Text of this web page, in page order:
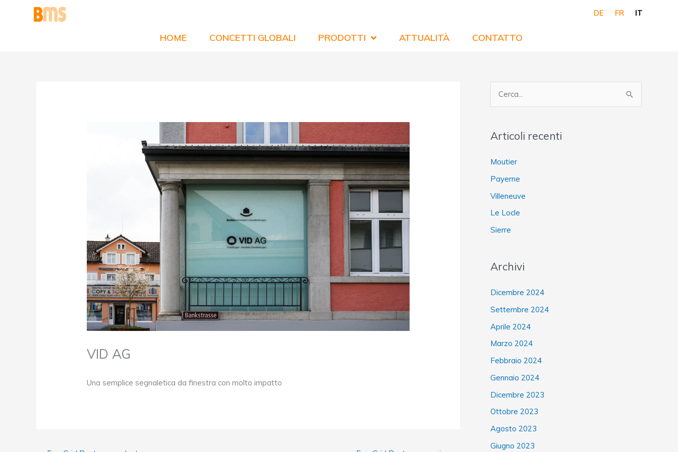
DE FR IT
HOME CONCETTI GLOBALI PRODOTTI ATTUALITÀ CONTATTO
VID AG
Una semplice segnaletica da finestra con molto impatto
c
a
Articoli recenti
Moutier
Payerne
Villeneuve
Le Locle
Sierre
Archivi
Dicembre 2024
Settembre 2024
Aprile 2024
Marzo 2024
Febbraio 2024
Gennaio 2024
Dicembre 2023
Ottobre 2023
Agosto 2023
Giugno 2023